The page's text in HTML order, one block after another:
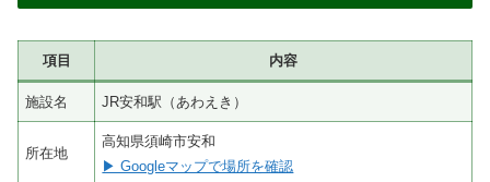
項目 内容
施設名 JR安和駅（あわえき）
所在地
高知県須崎市安和
▶ Googleマップで場所を確認